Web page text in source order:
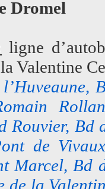
Dromel
ligne
Valentine
Rouvier, Bd
de
Marcel, Bd
de la